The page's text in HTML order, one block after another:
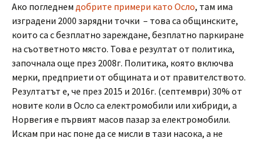
Ако погледнем добрите примери като Осло, там има
изградени 2000 зарядни точки – това са общинските,
които са с безплатно зареждане, безплатно паркиране
на съответното място. Това е резултат от политика,
започнала още през 2008г. Политика, която включва
мерки, предприети от общината и от правителството.
Резултатът е, че през 2015 и 2016г. (септември) 30% от
новите коли в Осло са електромобили или хибриди, а
Норвегия е първият масов пазар за електромобили.
Искам при нас поне да се мисли в тази насока, а не